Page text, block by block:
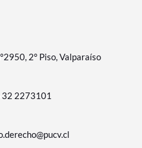
2° Piso, Valparaíso
2273101